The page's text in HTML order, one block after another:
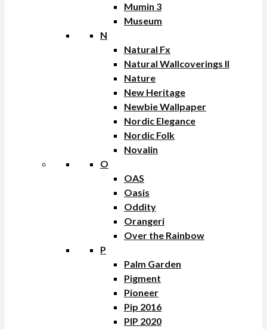
Mumin 3
Museum
N
Natural Fx
Natural Wallcoverings II
Nature
New Heritage
Newbie Wallpaper
Nordic Elegance
Nordic Folk
Novalin
O
OAS
Oasis
Oddity
Orangeri
Over the Rainbow
P
Palm Garden
Pigment
Pioneer
Pip 2016
PIP 2020